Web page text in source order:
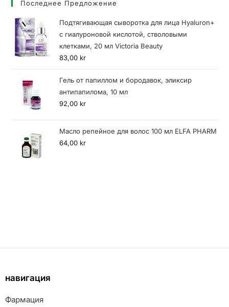
Последнее Предложение
Подтягивающая сыворотка для лица Hyaluron+
с гиалуроновой кислотой, стволовыми
клетками, 20 мл Victoria Beauty
83,00 kr
Гель от папиллом и бородавок, эликсир
антипапилома, 10 мл
92,00 kr
Масло репейное для волос 100 мл ELFA PHARM
64,00 kr
навигация
Фармация